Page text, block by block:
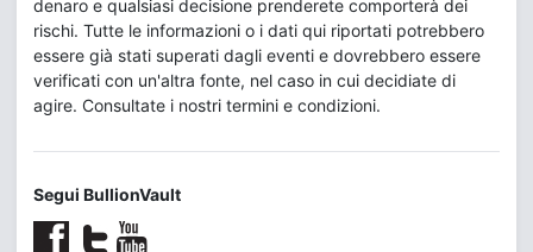
denaro e qualsiasi decisione prenderete comporterà dei
rischi. Tutte le informazioni o i dati qui riportati potrebbero
essere già stati superati dagli eventi e dovrebbero essere
verificati con un'altra fonte, nel caso in cui decidiate di
agire. Consultate i nostri termini e condizioni.
Segui BullionVault